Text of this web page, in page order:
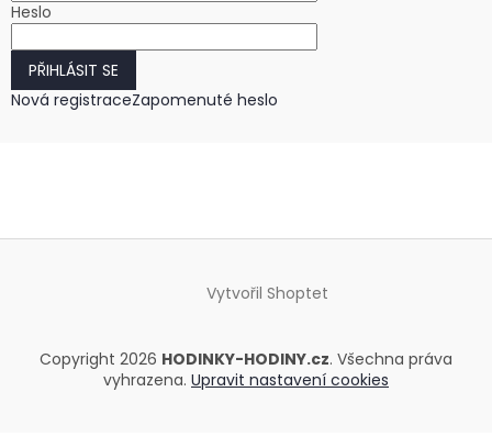
Heslo
PŘIHLÁSIT SE
Nová registraceZapomenuté heslo
Vytvořil Shoptet
Copyright 2026 HODINKY-HODINY.cz. Všechna práva
vyhrazena. Upravit nastavení cookies